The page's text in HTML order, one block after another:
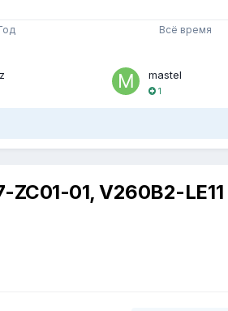
Всё время
mastel
1
01, V260B2-LE11